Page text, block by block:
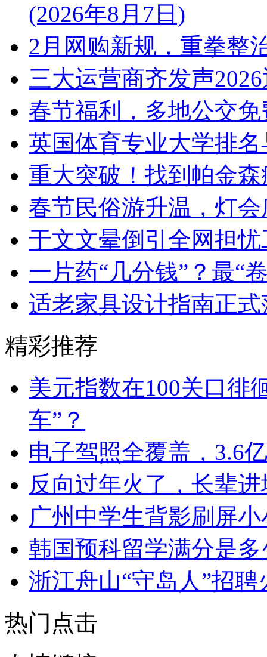
(2026年8月7日)
2月网购新规，重拳整
三大运营商齐发声
春节福利，多地公交
英国体育专业大学排
重大突破！找到帕金
春节民俗游升温，灯
于文文晕倒引全网担
一片药“几分钱”？最“
适老家具设计指南正
精彩推荐
美元指数在100关口徘
车”？
电子驾照全覆盖，3.6
反向过年火了，长辈
广州中学生背影刷屏
韩国预科留学满分是多
浙江舟山“守岛人”招
热门点击